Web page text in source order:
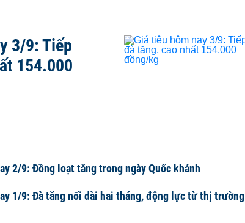
3/9: Tiếp
154.000
2/9: Đồng loạt tăng trong ngày Quốc khánh
1/9: Đà tăng nối dài hai tháng, động lực từ thị trường